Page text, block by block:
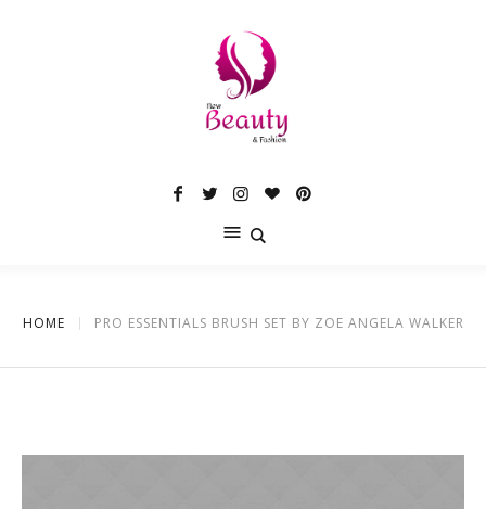
HOME PRO ESSENTIALS BRUSH SET BY ZOE ANGELA WALKER